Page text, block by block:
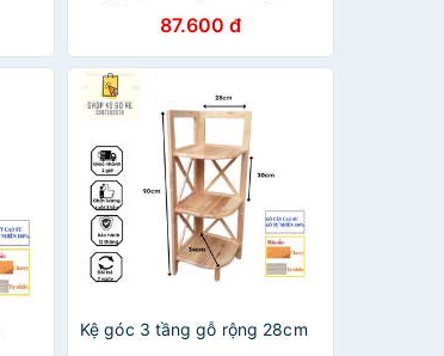
87.600 đ
Kệ góc 3 tầng gỗ rộng 28cm